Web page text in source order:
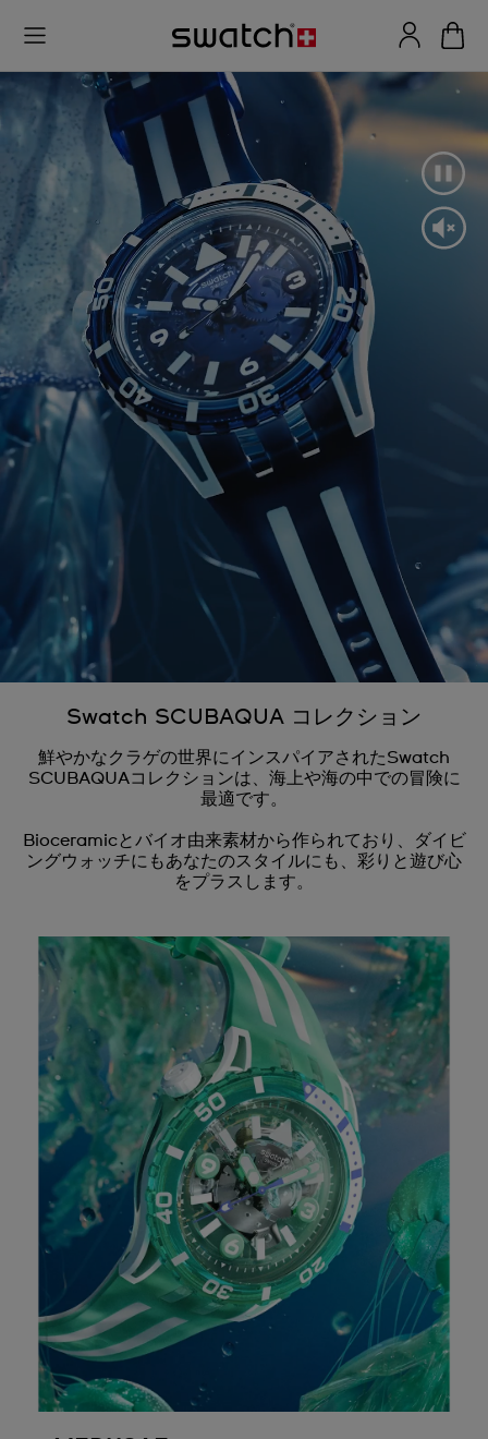
Swatch SCUBAQUA コレクション
鮮やかなクラゲの世界にインスパイアされたSwatch
SCUBAQUAコレクションは、海上や海の中での冒険に
最適です。
Bioceramicとバイオ由来素材から作られており、ダイビ
ングウォッチにもあなたのスタイルにも、彩りと遊び心
をプラスします。